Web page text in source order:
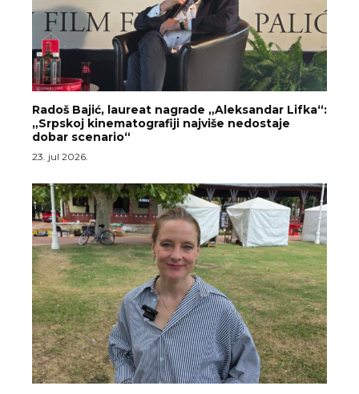
Radoš Bajić, laureat nagrade „Aleksandar Lifka“:
„Srpskoj kinematografiji najviše nedostaje
dobar scenario“
23. jul 2026.